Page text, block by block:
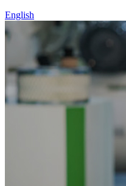
English